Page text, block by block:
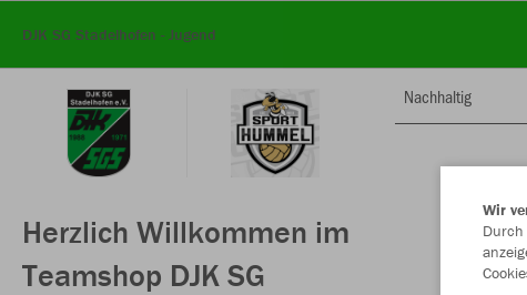
DJK SG Stadelhofen - Jugend
Herzlich Willkommen im
Teamshop DJK SG
Nachhaltig
Wir